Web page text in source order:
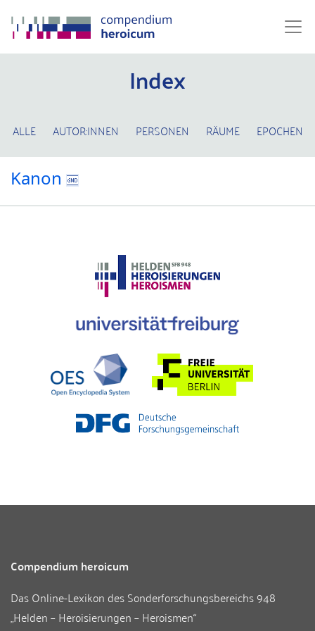
Index
ALLE AUTOR:INNEN PERSONEN RÄUME EPOCHEN
Kanon
Compendium heroicum
Das Online-Lexikon desSonderforschungsbereichs 948
„Helden – Heroisierungen – Heroismen“